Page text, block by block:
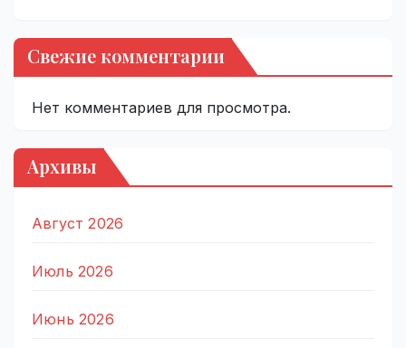
Свежие комментарии
Нет комментариев для просмотра.
Архивы
Август 2026
Июль 2026
Июнь 2026